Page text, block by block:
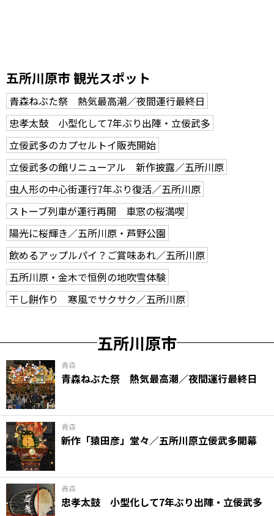
五所川原市 観光スポット
青森ねぶた祭 熱気最高潮／夜間運行最終日
忠孝太鼓 小型化して7年ぶり出陣・立佞武多
立佞武多のカプセルトイ販売開始
立佞武多の館リニューアル 新作披露／五所川原
虫人形の中心街運行7年ぶり復活／五所川原
ストーブ列車が運行再開 車窓の桜満喫
陽光に桜輝き／五所川原・芦野公園
飲めるアップルパイ？ご賞味あれ／五所川原
五所川原・金木で恒例の地吹雪体験
干し餅作り 寒風でサクサク／五所川原
五所川原市
青森
青森ねぶた祭 熱気最高潮／夜間運行最終日
青森
新作「猿田彦」堂々／五所川原立佞武多開幕
青森
忠孝太鼓 小型化して7年ぶり出陣・立佞武多